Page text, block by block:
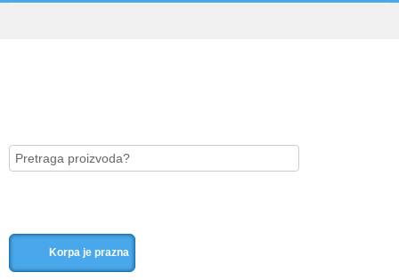
Korpa je prazna